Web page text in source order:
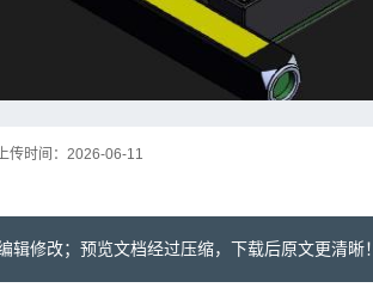
上传时间： 2026-06-11
修改；预览文档经过压缩，下载后原文更清晰！